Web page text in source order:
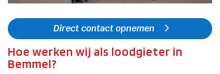
Direct contact opnemen
Hoe werken wij als loodgieter in
Bemmel?